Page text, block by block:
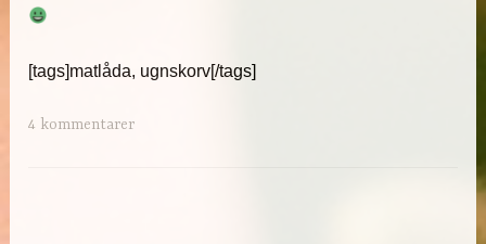
[tags]matlåda, ugnskorv[/tags]
4 kommentarer